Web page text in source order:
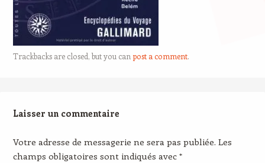
Trackbacks are closed, but you can post a comment.
Laisser un commentaire
Votre adresse de messagerie ne sera pas publiée. Les
champs obligatoires sont indiqués avec *